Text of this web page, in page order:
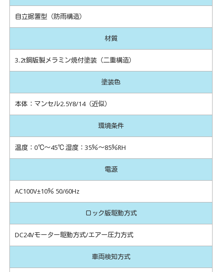
自立据置型（防雨構造）
材質
3.2t鋼版製メラミン焼付塗装（二重構造）
塗装色
本体：マンセル2.5Y8/14（近似）
環境条件
温度：0℃～45℃ 湿度：35％～85％RH
電源
AC100V±10％ 50/60Hz
ロック版駆動方式
DC24Vモーター駆動方式/エアー圧力方式
車両検知方式